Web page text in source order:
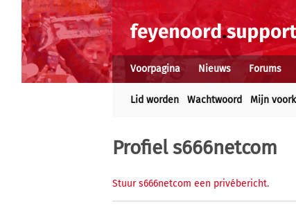
Voorpagina Nieuws Forums
Lid worden Wachtwoord Mijn
Profiel s666netcom
Stuur s666netcom een privébericht.